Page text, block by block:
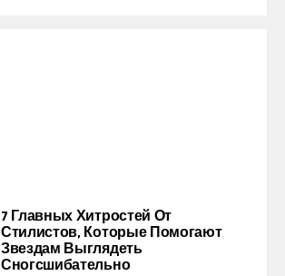
7 Главных Хитростей От
Стилистов, Которые Помогают
Звездам Выглядеть
Сногсшибательно